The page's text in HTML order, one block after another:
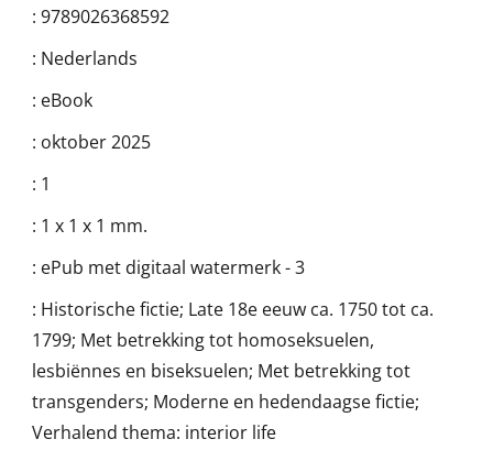
: 9789026368592
: Nederlands
: eBook
: oktober 2025
: 1
: 1 x 1 x 1 mm.
: ePub met digitaal watermerk - 3
: Historische fictie; Late 18e eeuw ca. 1750 tot ca.
1799; Met betrekking tot homoseksuelen,
lesbiënnes en biseksuelen; Met betrekking tot
transgenders; Moderne en hedendaagse fictie;
Verhalend thema: interior life